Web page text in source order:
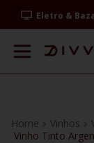
Eletro &
Vinhos
Vinho Tinto